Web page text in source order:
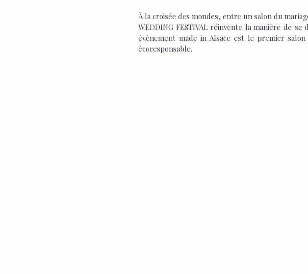
À la croisée des mondes, entre un salon du
WEDDING FESTIVAL réinvente la manière de
évènement made in Alsace est le premier
écoresponsable.